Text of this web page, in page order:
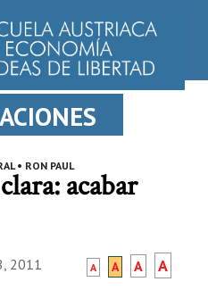
• RON PAUL
acabar
2011 A A A A